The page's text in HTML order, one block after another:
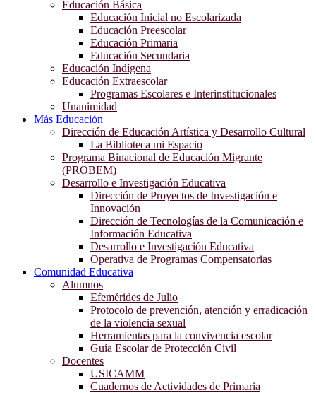
Educación Básica
Educación Inicial no Escolarizada
Educación Preescolar
Educación Primaria
Educación Secundaria
Educación Indígena
Educación Extraescolar
Programas Escolares e Interinstitucionales
Unanimidad
Más Educación
Dirección de Educación Artística y Desarrollo Cultural
La Biblioteca mi Espacio
Programa Binacional de Educación Migrante
(PROBEM)
Desarrollo e Investigación Educativa
Dirección de Proyectos de Investigación e
Innovación
Dirección de Tecnologías de la Comunicación e
Información Educativa
Desarrollo e Investigación Educativa
Operativa de Programas Compensatorias
Comunidad Educativa
Alumnos
Efemérides de Julio
Protocolo de prevención, atención y erradicación
de la violencia sexual
Herramientas para la convivencia escolar
Guía Escolar de Protección Civil
Docentes
USICAMM
Cuadernos de Actividades de Primaria